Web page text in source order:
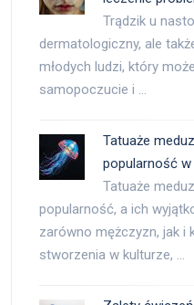
Trądzik u
dermatologiczny, ale
młodych ludzi, który
samopoczucie i …
Tatuaże
popularność
Tatuaże
popularność, a ich
zarówno mężczyzn, jak i
stworzenia w kulturze, …